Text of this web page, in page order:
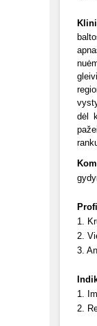
dėl
1.
2.
3.
1.
2.